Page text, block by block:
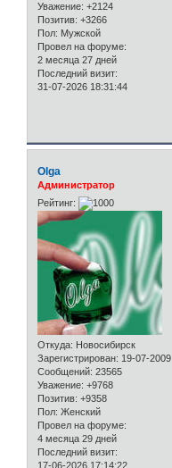
Уважение: +2124
Позитив: +3266
Пол: Мужской
Провел на форуме:
2 месяца 27 дней
Последний визит:
31-07-2026 18:31:44
Olga
Администратор
Рейтинг:
Откуда: Новосибирск
Зарегистрирован: 19-07-2009
Сообщений: 23565
Уважение: +9768
Позитив: +9358
Пол: Женский
Провел на форуме:
4 месяца 29 дней
Последний визит:
17-06-2026 17:14:22